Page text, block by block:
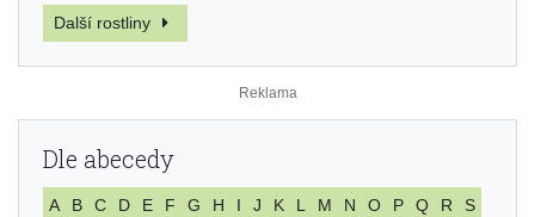
Další rostliny
Dle abecedy
A B C D E F G H I J K L M N O P Q R
S